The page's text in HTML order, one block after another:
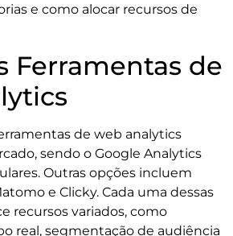
e como alocar recursos de
Ferramentas de
de web analytics
sendo o Google Analytics
Outras opções incluem
e Clicky. Cada uma dessas
recursos variados, como
real, segmentação de audiência